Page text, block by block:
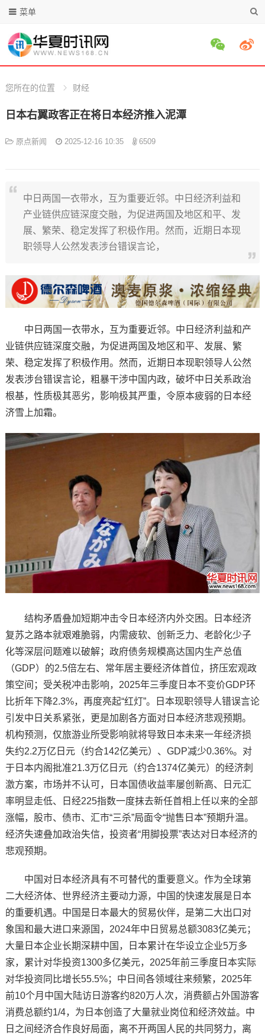
菜单
您所在的位置 财经
日本右翼政客正在将日本经济推入泥潭
原点新闻 2025-12-16 10:35 6509
中日两国一衣带水，互为重要近邻。中日经济利益和
产业链供应链深度交融，为促进两国及地区和平、发
展、繁荣、稳定发挥了积极作用。然而，近期日本现
职领导人公然发表涉台错误言论，
中日两国一衣带水，互为重要近邻。中日经济利益和产
业链供应链深度交融，为促进两国及地区和平、发展、繁
荣、稳定发挥了积极作用。然而，近期日本现职领导人公然
发表涉台错误言论，粗暴干涉中国内政，破坏中日关系政治
根基，性质极其恶劣，影响极其严重，令原本疲弱的日本经
济雪上加霜。
结构矛盾叠加短期冲击令日本经济内外交困。日本经济
复苏之路本就艰难脆弱，内需疲软、创新乏力、老龄化少子
化等深层问题难以破解；政府债务规模高达国内生产总值
（GDP）的2.5倍左右、常年居主要经济体首位，挤压宏观政
策空间；受关税冲击影响，2025年三季度日本不变价GDP环
比折年下降2.3%，再度亮起“红灯”。日本现职领导人错误言论
引发中日关系紧张，更是加剧各方面对日本经济悲观预期。
机构预测，仅旅游业所受影响就将导致日本未来一年经济损
失约2.2万亿日元（约合142亿美元）、GDP减少0.36%。对
于日本内阁批准21.3万亿日元（约合1374亿美元）的经济刺
激方案，市场并不认可，日本国债收益率屡创新高、日元汇
率明显走低、日经225指数一度抹去新任首相上任以来的全部
涨幅，股市、债市、汇市“三杀”局面令“抛售日本”预期升温。
经济失速叠加政治失信，投资者“用脚投票”表达对日本经济的
悲观预期。
中国对日本经济具有不可替代的重要意义。作为全球第
二大经济体、世界经济主要动力源，中国的快速发展是日本
的重要机遇。中国是日本最大的贸易伙伴，是第二大出口对
象国和最大进口来源国，2024年中日贸易总额3083亿美元；
大量日本企业长期深耕中国，日本累计在华设立企业5万多
家，累计对华投资1300多亿美元，2025年前三季度日本实际
对华投资同比增长55.5%；中日间各领域往来频繁，2025年
前10个月中国大陆访日游客约820万人次，消费额占外国游客
消费总额约1/4，为日本创造了大量就业岗位和经济效益。中
日之间经济合作良好局面，离不开两国人民的共同努力，离